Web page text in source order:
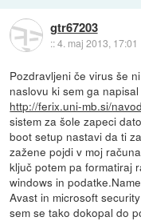
gtr67203
::4. maj 2013, 17:01
Pozdravljeni če virus še
naslovu ki sem ga
http://ferix.uni-mb.si/
sistem za šole zapeci
boot setup nastavi da ti
zažene pojdi v moj
ključ potem pa formatiraj
windows in
Avast in microsoft
sem se tako dokopal do